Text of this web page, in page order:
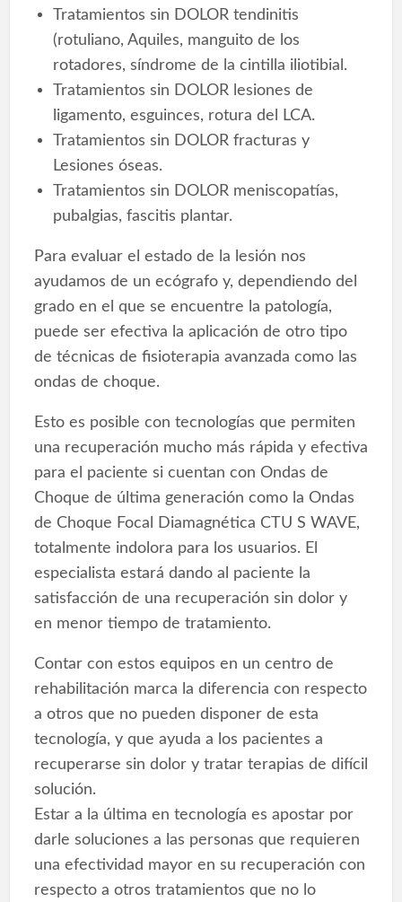
Tratamientos sin DOLOR tendinitis
(rotuliano, Aquiles, manguito de los
rotadores, síndrome de la cintilla iliotibial.
Tratamientos sin DOLOR lesiones de
ligamento, esguinces, rotura del LCA.
Tratamientos sin DOLOR fracturas y
Lesiones óseas.
Tratamientos sin DOLOR meniscopatías,
pubalgias, fascitis plantar.
Para evaluar el estado de la lesión nos
ayudamos de un ecógrafo y, dependiendo del
grado en el que se encuentre la patología,
puede ser efectiva la aplicación de otro tipo
de técnicas de fisioterapia avanzada como las
ondas de choque.
Esto es posible con tecnologías que permiten
una recuperación mucho más rápida y efectiva
para el paciente si cuentan con Ondas de
Choque de última generación como la Ondas
de Choque Focal Diamagnética CTU S WAVE,
totalmente indolora para los usuarios. El
especialista estará dando al paciente la
satisfacción de una recuperación sin dolor y
en menor tiempo de tratamiento.
Contar con estos equipos en un centro de
rehabilitación marca la diferencia con respecto
a otros que no pueden disponer de esta
tecnología, y que ayuda a los pacientes a
recuperarse sin dolor y tratar terapias de difícil
solución.
Estar a la última en tecnología es apostar por
darle soluciones a las personas que requieren
una efectividad mayor en su recuperación con
respecto a otros tratamientos que no lo